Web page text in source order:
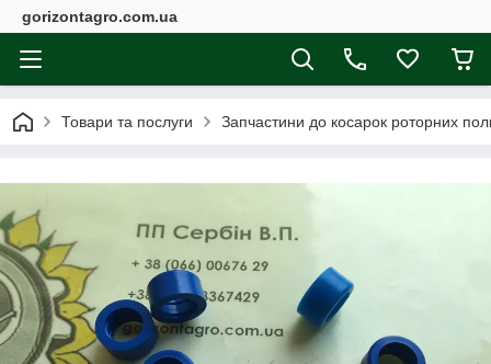
gorizontagro.com.ua
Товари та послуги Запчастини до косарок роторних